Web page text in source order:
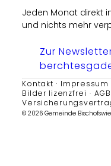
Jeden Monat direkt
und nichts mehr
Zur
Kontakt Impressum
Bilder lizenzfrei
© 2026 Gemeinde